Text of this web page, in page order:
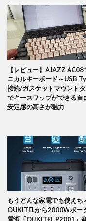
【レビュー】AJAZZ
ニカルキーボード～USB
接続/ガスケットマウント
でキースワップができる自
安定感の高さが魅力
もうどんな家電でも使えち
OUKITELから2000Wポー
電源「OUKITEL P2001」